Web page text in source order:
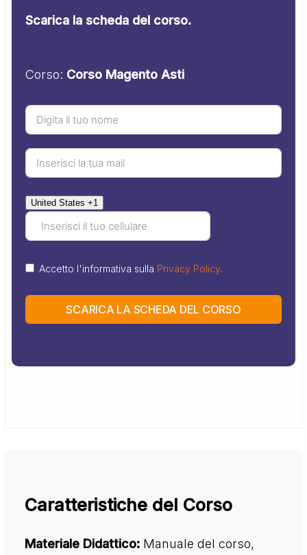
Scarica la scheda del corso.
Corso: Corso Magento Asti
United States +1
Accetto l'informativa sulla Privacy Policy.
SCARICA LA SCHEDA DEL CORSO
Caratteristiche del Corso
Materiale Didattico: Manuale del corso,